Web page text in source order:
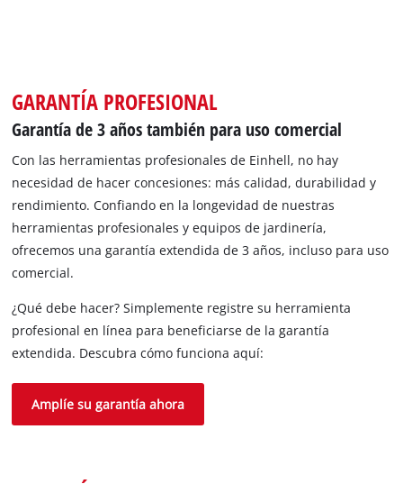
GARANTÍA PROFESIONAL
Garantía de 3 años también para uso comercial
Con las herramientas profesionales de Einhell, no hay
necesidad de hacer concesiones: más calidad, durabilidad y
rendimiento. Confiando en la longevidad de nuestras
herramientas profesionales y equipos de jardinería,
ofrecemos una garantía extendida de 3 años, incluso para uso
comercial.
¿Qué debe hacer? Simplemente registre su herramienta
profesional en línea para beneficiarse de la garantía
extendida. Descubra cómo funciona aquí:
Amplíe su garantía ahora